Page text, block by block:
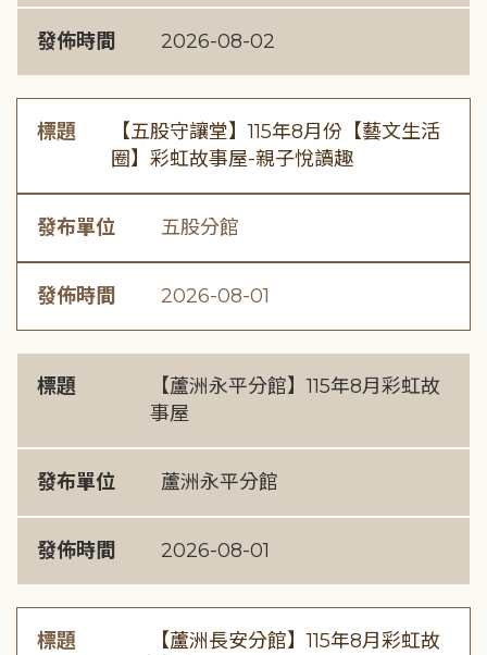
發佈時間 2026-08-02
標題
【五股守讓堂】115年8月份【藝文生活
圈】彩虹故事屋-親子悅讀趣
發布單位 五股分館
發佈時間 2026-08-01
標題
【蘆洲永平分館】115年8月彩虹故
事屋
發布單位 蘆洲永平分館
發佈時間 2026-08-01
標題
【蘆洲長安分館】115年8月彩虹故